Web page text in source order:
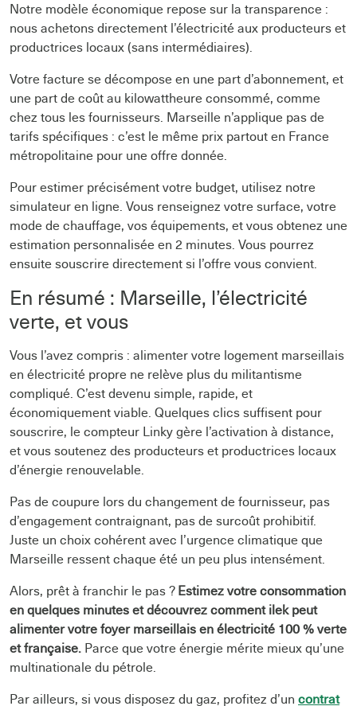
Notre modèle économique repose sur la transparence :
nous achetons directement l’électricité aux producteurs et
productrices locaux (sans intermédiaires).
Votre facture se décompose en une part d’abonnement, et
une part de coût au kilowattheure consommé, comme
chez tous les fournisseurs. Marseille n’applique pas de
tarifs spécifiques : c’est le même prix partout en France
métropolitaine pour une offre donnée.
Pour estimer précisément votre budget, utilisez notre
simulateur en ligne. Vous renseignez votre surface, votre
mode de chauffage, vos équipements, et vous obtenez une
estimation personnalisée en 2 minutes. Vous pourrez
ensuite souscrire directement si l’offre vous convient.
En résumé : Marseille, l’électricité
verte, et vous
Vous l’avez compris : alimenter votre logement marseillais
en électricité propre ne relève plus du militantisme
compliqué. C’est devenu simple, rapide, et
économiquement viable. Quelques clics suffisent pour
souscrire, le compteur Linky gère l’activation à distance,
et vous soutenez des producteurs et productrices locaux
d’énergie renouvelable.
Pas de coupure lors du changement de fournisseur, pas
d’engagement contraignant, pas de surcoût prohibitif.
Juste un choix cohérent avec l’urgence climatique que
Marseille ressent chaque été un peu plus intensément.
Alors, prêt à franchir le pas ? Estimez votre consommation
en quelques minutes et découvrez comment ilek peut
alimenter votre foyer marseillais en électricité 100 % verte
et française. Parce que votre énergie mérite mieux qu’une
multinationale du pétrole.
Par ailleurs, si vous disposez du gaz, profitez d’un contrat